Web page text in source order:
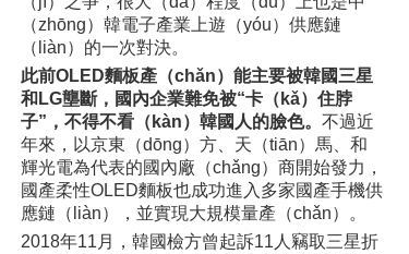
（zhōng）韓電子產業上遊（yóu）供應鏈
（liàn）的一次對決。
此前OLED麵板產（chǎn）能主要被韓國三星
和LG壟斷，國內企業難免被“卡（kǎ）住脖
子”，不得不看（kàn）韓國人的臉色。不過近
年來，以京東（dōng）方、天（tiān）馬、和
輝光電為代表的國內廠（chǎng）商開始發力，
國產柔性OLED麵板也成功進入多家國產手機供
應鏈（liàn），並實現大規模量產（chǎn）。
2018年11月，韓國檢方曾起訴11人竊取三星折